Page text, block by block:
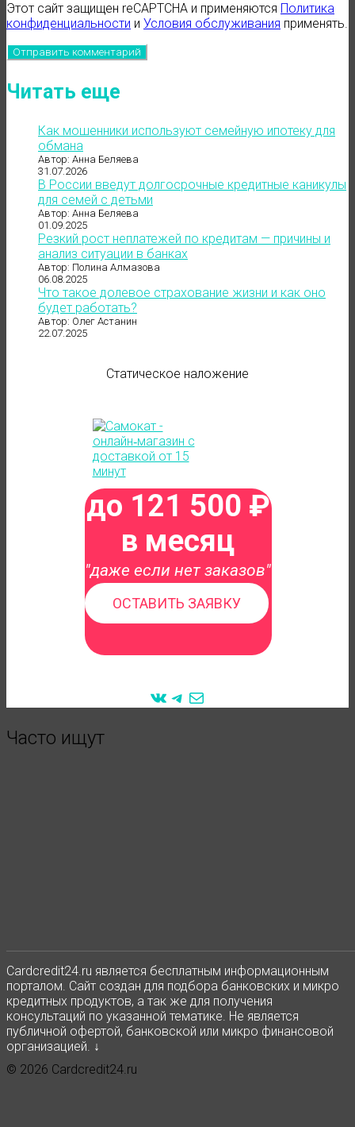
Этот сайт защищен reCAPTCHA и применяются Политика
конфиденциальности и Условия обслуживания применять.
Читать еще
Как мошенники используют семейную ипотеку для
обмана
Автор: Анна Беляева
31.07.2026
В России введут долгосрочные кредитные каникулы
для семей с детьми
Автор: Анна Беляева
01.09.2025
Резкий рост неплатежей по кредитам — причины и
анализ ситуации в банках
Автор: Полина Алмазова
06.08.2025
Что такое долевое страхование жизни и как оно
будет работать?
Автор: Олег Астанин
22.07.2025
Статическое наложение
до 121 500 ₽
в месяц
"даже если нет заказов"
ОСТАВИТЬ ЗАЯВКУ
VKTelegram
Mail
Часто ищут
Сardcredit24.ru является бесплатным информационным
порталом. Сайт создан для подбора банковских и микро
кредитных продуктов, а так же для получения
консультаций по указанной тематике. Не является
публичной офертой, банковской или микро финансовой
организацией. ↓
© 2026 Cardcredit24.ru